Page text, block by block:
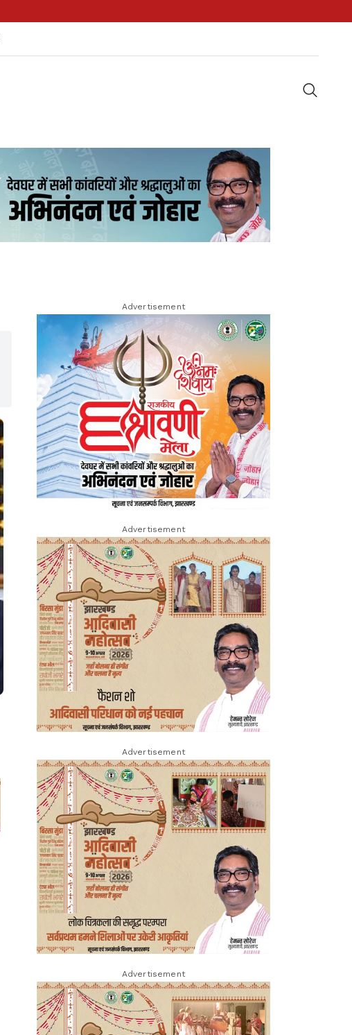
Advertisement
Advertisement
Advertisement
Advertisement